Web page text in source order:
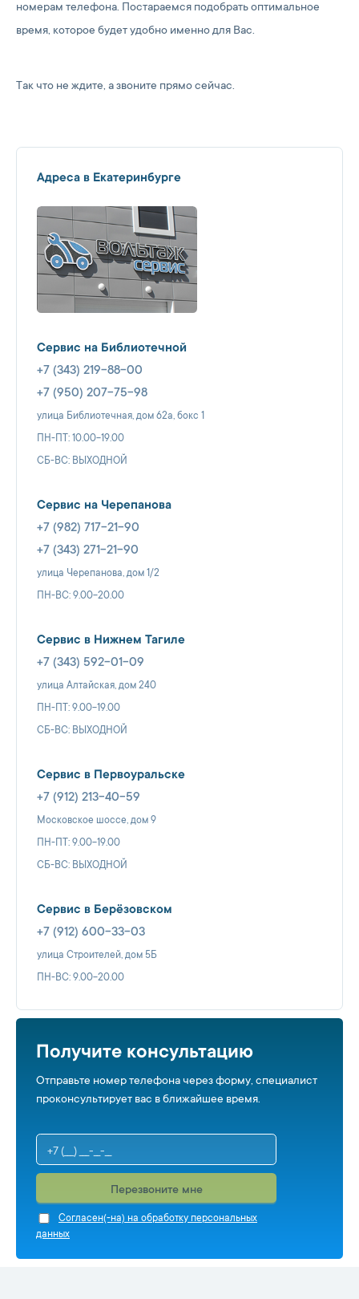
номерам телефона. Постараемся подобрать оптимальное
время, которое будет удобно именно для Вас.
Так что не ждите, а звоните прямо сейчас.
Адреса в Екатеринбурге
Сервис на Библиотечной
+7 (343) 219-88-00
+7 (950) 207-75-98
улица Библиотечная, дом 62а, бокс 1
ПН-ПТ: 10.00-19.00
СБ-ВС: ВЫХОДНОЙ
Сервис на Черепанова
+7 (982) 717-21-90
+7 (343) 271-21-90
улица Черепанова, дом 1/2
ПН-ВС: 9.00-20.00
Сервис в Нижнем Тагиле
+7 (343) 592-01-09
улица Алтайская, дом 240
ПН-ПТ: 9.00-19.00
СБ-ВС: ВЫХОДНОЙ
Сервис в Первоуральске
+7 (912) 213-40-59
Московское шоссе, дом 9
ПН-ПТ: 9.00-19.00
СБ-ВС: ВЫХОДНОЙ
Сервис в Берёзовском
+7 (912) 600-33-03
улица Строителей, дом 5Б
ПН-ВС: 9.00-20.00
Получите консультацию
Отправьте номер телефона через форму, специалист
проконсультирует вас в ближайшее время.
Перезвоните мне
Cогласен(-на) на обработку персональных
данных